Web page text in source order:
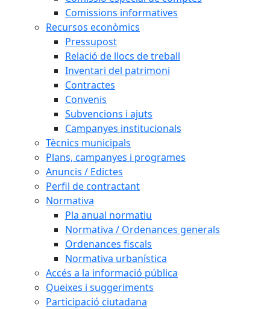
Comissions informatives
Recursos econòmics
Pressupost
Relació de llocs de treball
Inventari del patrimoni
Contractes
Convenis
Subvencions i ajuts
Campanyes institucionals
Tècnics municipals
Plans, campanyes i programes
Anuncis / Edictes
Perfil de contractant
Normativa
Pla anual normatiu
Normativa / Ordenances generals
Ordenances fiscals
Normativa urbanística
Accés a la informació pública
Queixes i suggeriments
Participació ciutadana